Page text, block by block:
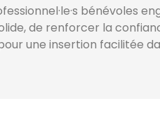
bénévoles
de renforcer la
une insertion facilitée